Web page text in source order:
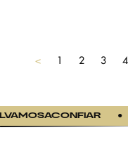
< 1 2 3 4